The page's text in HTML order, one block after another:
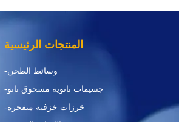
المنتجات الرئيسية
-وسائط الطحن
-جسيمات نانوية مسحوق نانو
-خرزات خزفية متفجرة